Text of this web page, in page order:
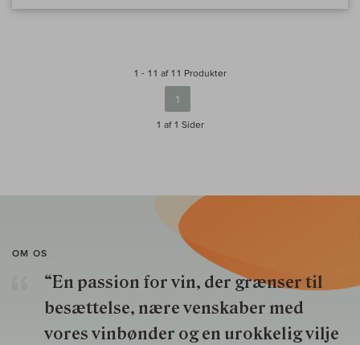
1 - 11 af 11 Produkter
1
1 af 1 Sider
OM OS
“En passion for vin, der grænser til
besættelse, nære venskaber med
vores vinbønder og en urokkelig vilje